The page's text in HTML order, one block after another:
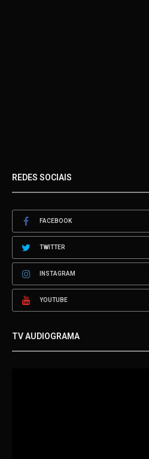
REDES SOCIAIS
FACEBOOK
TWITTER
INSTAGRAM
YOUTUBE
TV AUDIOGRAMA